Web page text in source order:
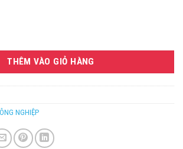
đơn 12 lít Df 23s1b-17 Berjaya số lượng
THÊM VÀO GIỎ HÀNG
NGHIỆP